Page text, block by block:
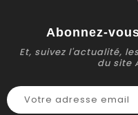
Abonnez-
Et, suivez l'actualité,
du site